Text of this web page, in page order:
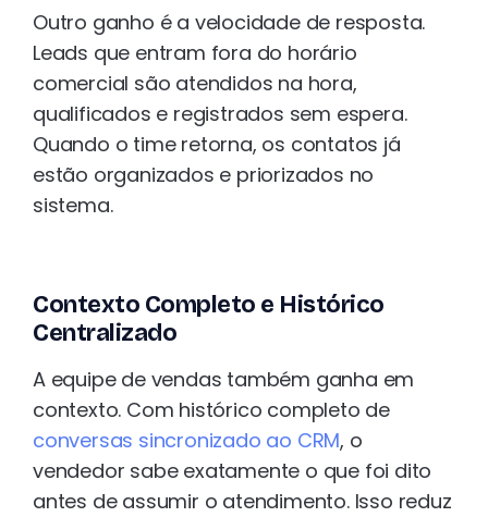
Outro ganho é a velocidade de resposta.
Leads que entram fora do horário
comercial são atendidos na hora,
qualificados e registrados sem espera.
Quando o time retorna, os contatos já
estão organizados e priorizados no
sistema.
Contexto Completo e Histórico
Centralizado
A equipe de vendas também ganha em
contexto. Com histórico completo de
conversas sincronizado ao CRM, o
vendedor sabe exatamente o que foi dito
antes de assumir o atendimento. Isso reduz